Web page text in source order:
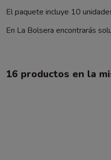
El paquete incluye 10
En La Bolsera encontrarás
16 productos en la